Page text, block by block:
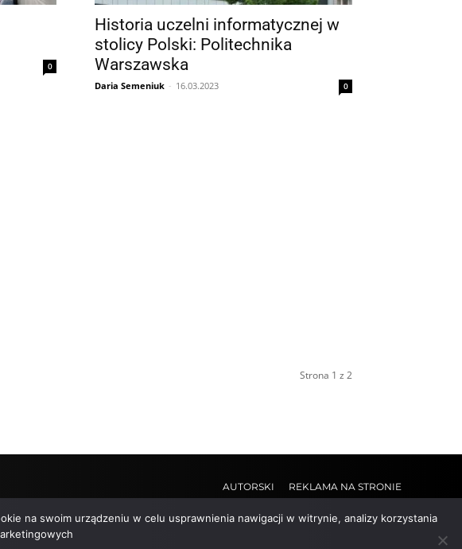
0
Historia uczelni informatycznej w
stolicy Polski: Politechnika
Warszawska
Daria Semeniuk - 16.03.2023 0
Strona 1 z 2
AUTORSKI REKLAMA NA STRONIE
na swoim urządzeniu w celu usprawnienia nawigacji w witrynie, analizy korzystania